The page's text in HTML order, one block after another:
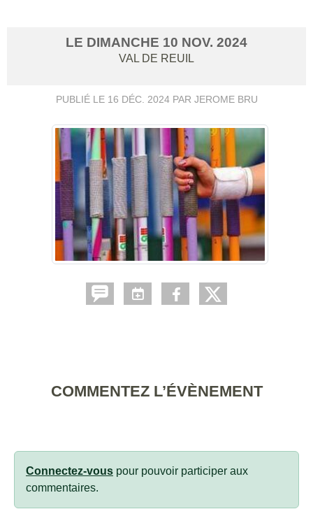
LE DIMANCHE 10 NOV. 2024
VAL DE REUIL
PUBLIÉ LE 16 DÉC. 2024PAR JEROME BRU
COMMENTEZ L’ÉVÈNEMENT
Connectez-vous pour pouvoir participer aux
commentaires.